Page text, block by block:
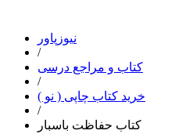
نیوزپاور
/
کتاب و مراجع درسی
/
خرید کتاب چاپی ( نو )
/
کتاب حفاظت باسبار